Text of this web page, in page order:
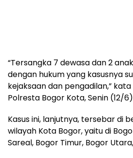
“Tersangka 7 dewasa dan 2
dengan hukum yang kasusnya
kejaksaan dan pengadilan,”
Polresta Bogor Kota, Senin (12/
Kasus ini, lanjutnya, tersebar di
wilayah Kota Bogor, yaitu di
Sareal, Bogor Timur, Bogor